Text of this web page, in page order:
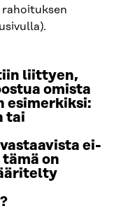
liittyen,
omista
esimerkiksi:
tai
ei-
on